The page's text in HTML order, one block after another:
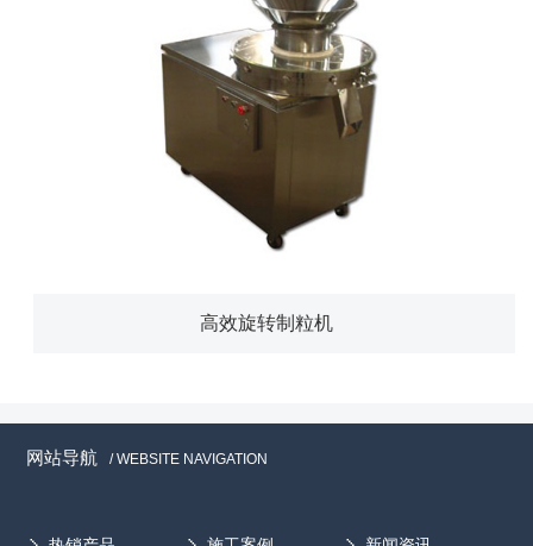
高效旋转制粒机
网站导航 / WEBSITE NAVIGATION